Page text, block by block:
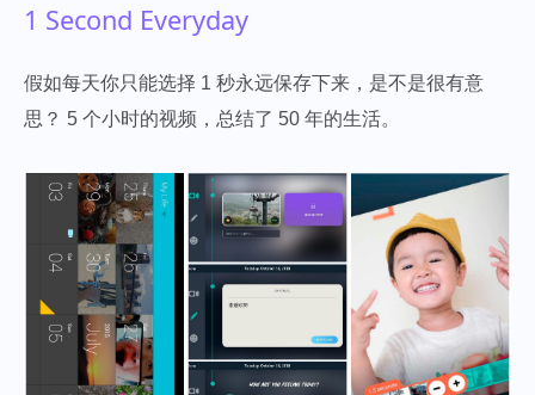
1 Second Everyday
假如每天你只能选择 1 秒永远保存下来，是不是很有意
思？ 5 个小时的视频，总结了 50 年的生活。